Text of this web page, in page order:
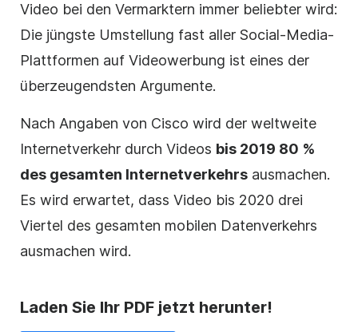
Nach Angaben von Cisco wird der weltweite
Internetverkehr durch Videos bis 2019 80 %
des gesamten Internetverkehrs ausmachen.
Es wird erwartet, dass Video bis 2020 drei
Viertel des gesamten mobilen Datenverkehrs
ausmachen wird.
Video bei den Vermarktern immer beliebter wird:
Die jüngste Umstellung fast aller Social-Media-
Plattformen auf Videowerbung ist eines der
überzeugendsten Argumente.
Laden Sie Ihr PDF jetzt herunter!